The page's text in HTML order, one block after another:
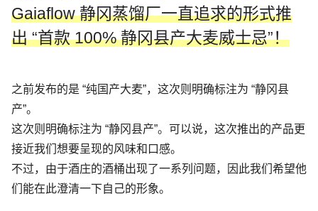
Gaiaflow 静冈蒸馏厂一直追求的形式推
出 “首款 100% 静冈县产大麦威士忌”！
之前发布的是 “纯国产大麦”，这次则明确标注为 “静冈县
产”。
这次则明确标注为 “静冈县产”。可以说，这次推出的产品更
接近我们想要呈现的风味和口感。
不过，由于酒庄的酒桶出现了一系列问题，因此我们希望他
们能在此澄清一下自己的形象。